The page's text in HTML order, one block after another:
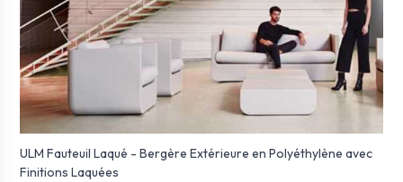
ULM Fauteuil Laqué - Bergère Extérieure en Polyéthylène avec
Finitions Laquées